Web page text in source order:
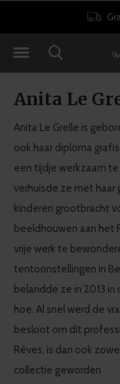
Anita Le
Anita Le Grelle is
ook haar diploma
een tijdje werkzaam
verhuisde ze met haar
kinderen grootbracht
beeldhouwen aan het
vrije werk te
tentoonstellingen in
belandde ze in 2013
hoe. Al snel werd de
besloot om dit
Rêves, is dan ook
collectie geworden